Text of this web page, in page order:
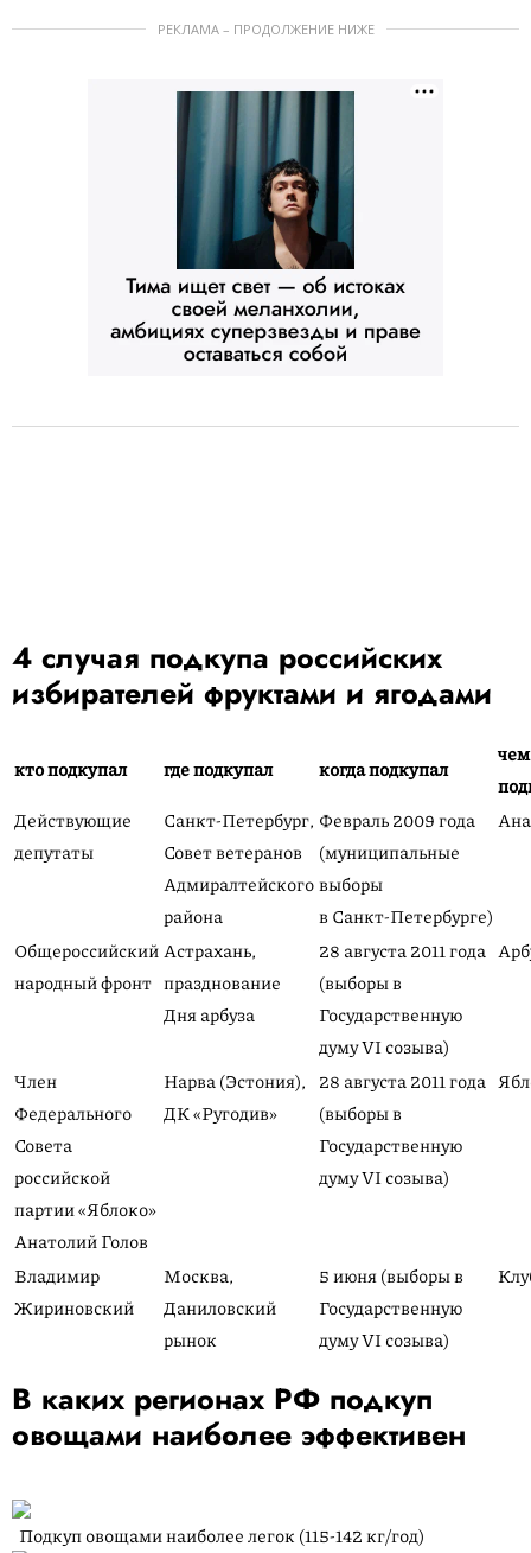
РЕКЛАМА – ПРОДОЛЖЕНИЕ НИЖЕ
4 случая подкупа российских
избирателей фруктами и ягодами
кто подкупал где подкупал когда подкупал
чем
Действующие
депутаты
Санкт-Петербург,
Совет ветеранов
Адмиралтейского
района
Февраль 2009 года
(муниципальные
выборы
в Санкт-Петербурге)
Общероссийский
народный фронт
Астрахань,
празднование
Дня арбуза
28 августа 2011 года
(выборы в
Государственную
думу VI созыва)
Член
Федерального
Совета
российской
партии «Яблоко»
Анатолий Голов
Нарва (Эстония),
ДК «Ругодив»
28 августа 2011 года
(выборы в
Государственную
думу VI созыва)
Владимир
Жириновский
Москва,
Даниловский
рынок
5 июня (выборы в
Государственную
думу VI созыва)
В каких регионах РФ подкуп
овощами наиболее эффективен
Подкуп овощами наиболее легок (115-142 кг/год)